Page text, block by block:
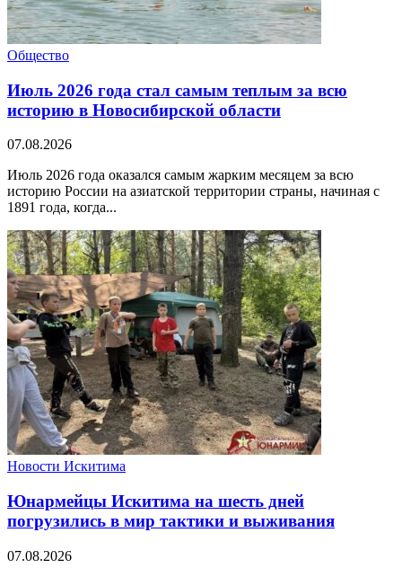
Общество
Июль 2026 года стал самым теплым за всю
историю в Новосибирской области
07.08.2026
Июль 2026 года оказался самым жарким месяцем за всю
историю России на азиатской территории страны, начиная с
1891 года, когда...
Новости Искитима
Юнармейцы Искитима на шесть дней
погрузились в мир тактики и выживания
07.08.2026